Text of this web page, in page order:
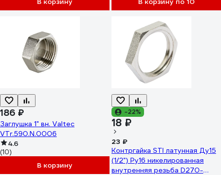
186 ₽
Заглушка 1" вн. Valtec
VTr.590.N.0006
4.6
(10)
В корзину
-22%
18 ₽
23 ₽
Контргайка STI латунная Ду15
(1/2") Ру16 никелированная
внутренняя резьба D270-